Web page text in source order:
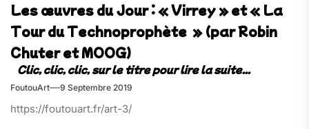
Les œuvres du Jour : « Virrey » et « La
Tour du Technoprophète » (par Robin
Chuter et MOOG)
FoutouArt 9 Septembre 2019
https://foutouart.fr/art-3/